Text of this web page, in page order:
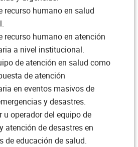
recurso humano en salud
recurso humano en atención
a nivel institucional.
de atención en salud como
de atención
en eventos masivos de
y desastres.
u operador del equipo de
atención de desastres en
de educación de salud.